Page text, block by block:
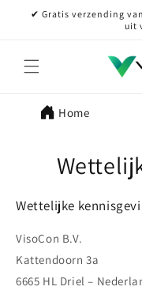
naar de
✔ Gratis verzending
uit
Home
Wettelijke
VisoCon B.V.
Kattendoorn 3a
6665 HL Driel –